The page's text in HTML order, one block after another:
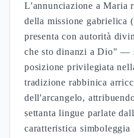
L'annunciazione a Maria
della missione gabrielica
presenta con autorità
che sto dinanzi a Dio" —
posizione privilegiata
tradizione rabbinica
dell'arcangelo,
settanta lingue parlate
caratteristica